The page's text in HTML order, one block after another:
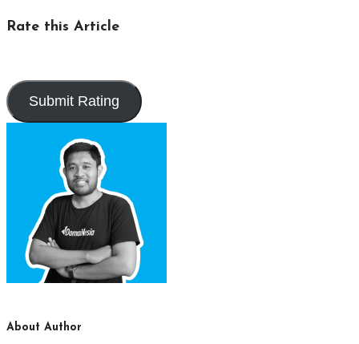
Rate this Article
About Author